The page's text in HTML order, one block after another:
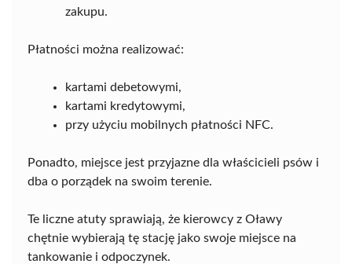
zakupu.
Płatności można realizować:
kartami debetowymi,
kartami kredytowymi,
przy użyciu mobilnych płatności NFC.
Ponadto, miejsce jest przyjazne dla właścicieli psów i
dba o porządek na swoim terenie.
Te liczne atuty sprawiają, że kierowcy z Oławy
chętnie wybierają tę stację jako swoje miejsce na
tankowanie i odpoczynek.